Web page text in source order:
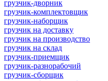
грузчик-дворник
грузчик-комплектовщик
грузчик-наборщик
грузчик на доставку
грузчик на производство
грузчик на склад
грузчик-приемщик
грузчик-разнорабочий
грузчик-сборщик